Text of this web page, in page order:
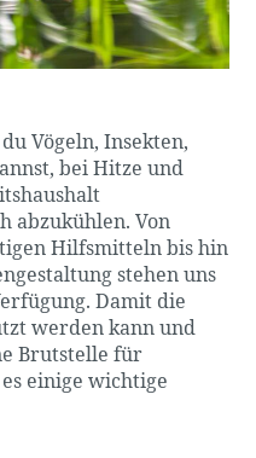
Vögeln, Insekten,
bei Hitze und
abzukühlen. Von
Hilfsmitteln bis hin
stehen uns
Damit die
werden kann und
Brutstelle für
einige wichtige